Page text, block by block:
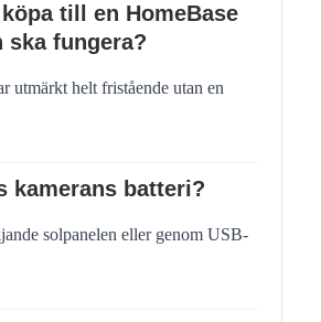
till en HomeBase
ska fungera?
utmärkt helt fristående utan en
kamerans batteri?
solpanelen eller genom USB-